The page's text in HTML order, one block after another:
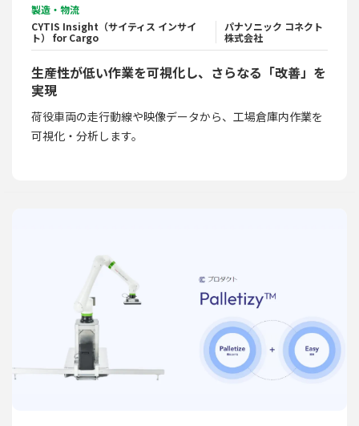
製造・物流
CYTIS Insight（サイティス インサイ
ト） for Cargo
パナソニック コネクト
株式会社
生産性が低い作業を可視化し、さらなる「改善」を
実現
荷役車両の走行動線や映像データから、工場倉庫内作業を
可視化・分析します。